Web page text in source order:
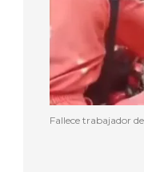
Fallece trabajador